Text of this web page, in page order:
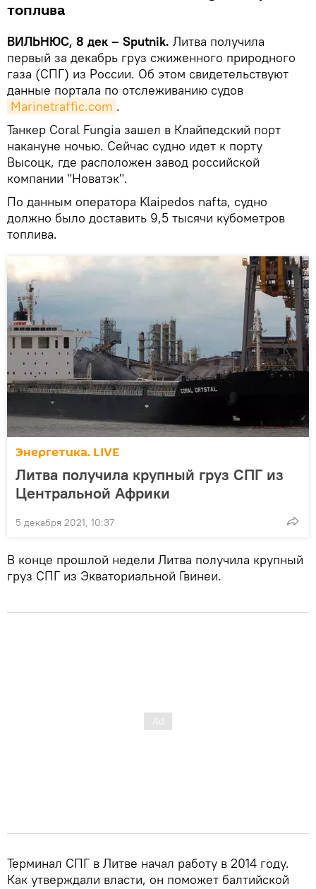
топлива
ВИЛЬНЮС, 8 дек – Sputnik. Литва получила
первый за декабрь груз сжиженного природного
газа (СПГ) из России. Об этом свидетельствуют
данные портала по отслеживанию судов
Marinetraffic.com .
Танкер Coral Fungia зашел в Клайпедский порт
накануне ночью. Сейчас судно идет к порту
Высоцк, где расположен завод российской
компании "Новатэк".
По данным оператора Klaipedos nafta, судно
должно было доставить 9,5 тысячи кубометров
топлива.
Энергетика. LIVE
Литва получила крупный груз СПГ из
Центральной Африки
5 декабря 2021, 10:37
В конце прошлой недели Литва получила крупный
груз СПГ из Экваториальной Гвинеи.
Терминал СПГ в Литве начал работу в 2014 году.
Как утверждали власти, он поможет балтийской